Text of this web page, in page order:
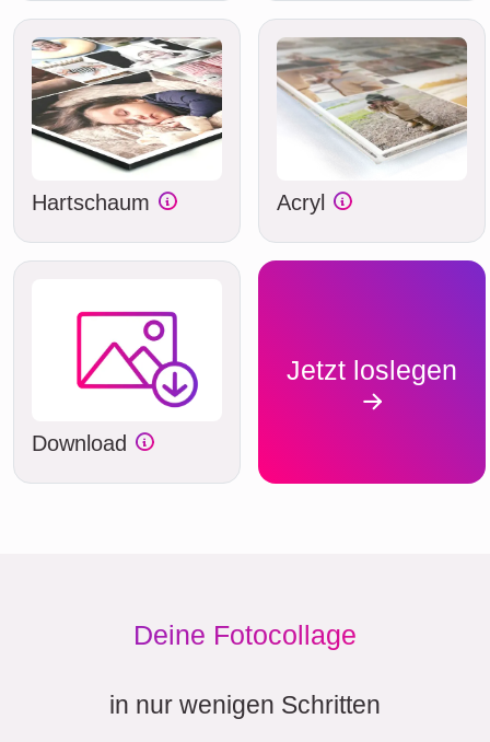
Hartschaum Acryl
Download
Jetzt loslegen
Deine Fotocollage
in nur wenigen Schritten